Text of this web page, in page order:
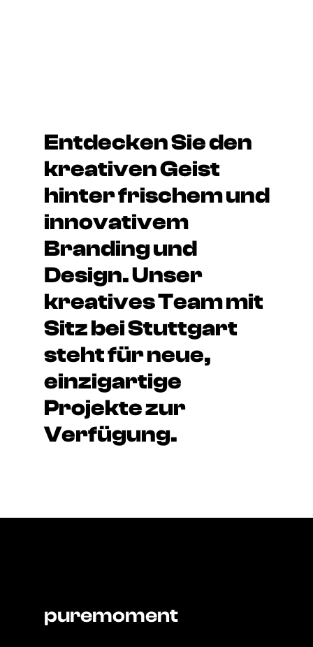
Entdecken Sie den
kreativen Geist
hinter frischem und
innovativem
Branding und
Design. Unser
kreatives Team mit
Sitz bei Stuttgart
steht für neue,
einzigartige
Projekte zur
Verfügung.
puremoment